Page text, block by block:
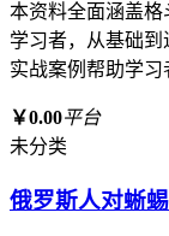
本资料全面涵盖
学习者，从基础
实战案例帮助学
￥0.00平台
未分类
俄罗斯人对蜥